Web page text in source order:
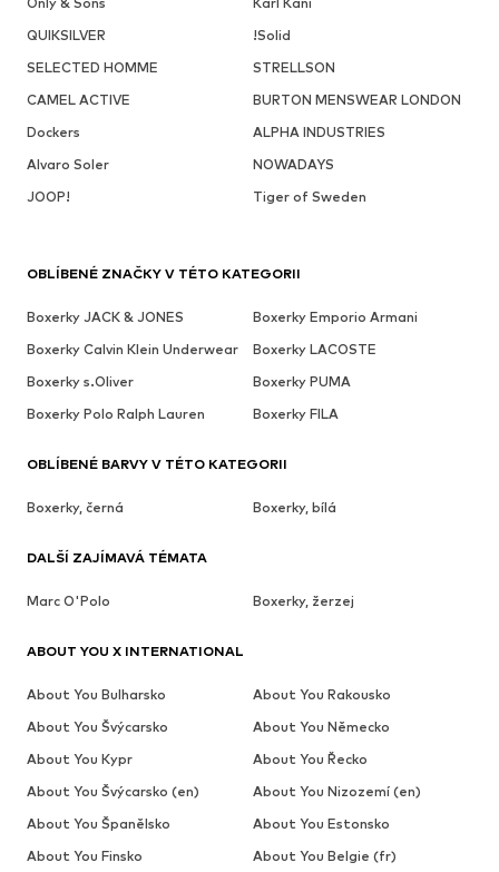
QUIKSILVER
!Solid
SELECTED HOMME
STRELLSON
CAMEL ACTIVE
BURTON MENSWEAR LONDON
Dockers
ALPHA INDUSTRIES
Alvaro Soler
NOWADAYS
JOOP!
Tiger of Sweden
OBLÍBENÉ ZNAČKY V TÉTO KATEGORII
Boxerky JACK & JONES
Boxerky Emporio Armani
Boxerky Calvin Klein Underwear
Boxerky LACOSTE
Boxerky s.Oliver
Boxerky PUMA
Boxerky Polo Ralph Lauren
Boxerky FILA
OBLÍBENÉ BARVY V TÉTO KATEGORII
Boxerky, černá Boxerky, bílá
DALŠÍ ZAJÍMAVÁ TÉMATA
Marc O'Polo Boxerky, žerzej
ABOUT YOU X INTERNATIONAL
About You Bulharsko
About You Rakousko
About You Švýcarsko
About You Německo
About You Kypr
About You Řecko
About You Švýcarsko (en)
About You Nizozemí (en)
About You Španělsko
About You Estonsko
About You Finsko
About You Belgie (fr)